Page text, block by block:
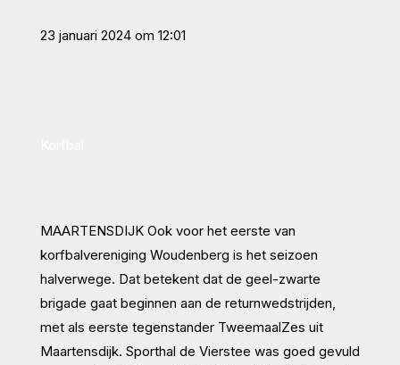
23 januari 2024 om 12:01
MAARTENSDIJKOok voor het eerste van
korfbalvereniging Woudenberg is het seizoen
halverwege. Dat betekent dat de geel-zwarte
brigade gaat beginnen aan de returnwedstrijden,
met als eerste tegenstander TweemaalZes uit
Maartensdijk. Sporthal de Vierstee was goed gevuld